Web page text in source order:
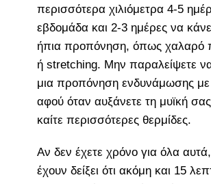
περισσότερα χιλιόμετρα 4-5
εβδομάδα και 2-3 ημέρες να
ήπια προπόνηση, όπως χαλαρό
ή stretching. Μην παραλείψετε
μια προπόνηση ενδυνάμωσης
αφού όταν αυξάνετε τη μυϊκή
καίτε περισσότερες θερμίδες.
Αν δεν έχετε χρόνο για όλα
έχουν δείξει ότι ακόμη και 15